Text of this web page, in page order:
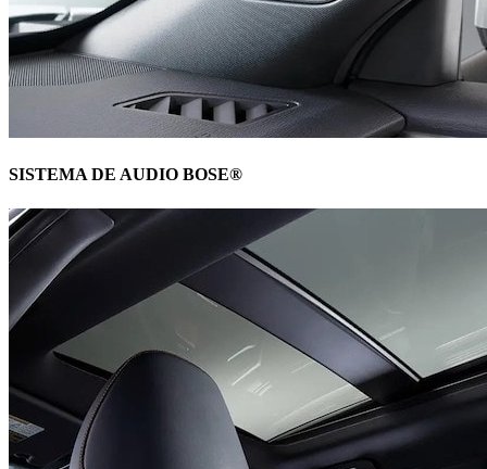
SISTEMA DE AUDIO BOSE®